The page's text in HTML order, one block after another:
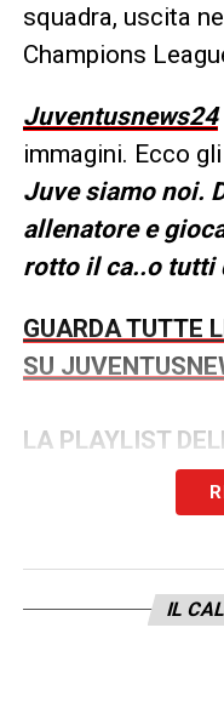
squadra, uscita
Champions
Juventusnews24
immagini. Ecco
Juve siamo noi.
allenatore e
rotto il ca..o tutti
GUARDA TUTTE
SU
LA PLAYLIST
IL